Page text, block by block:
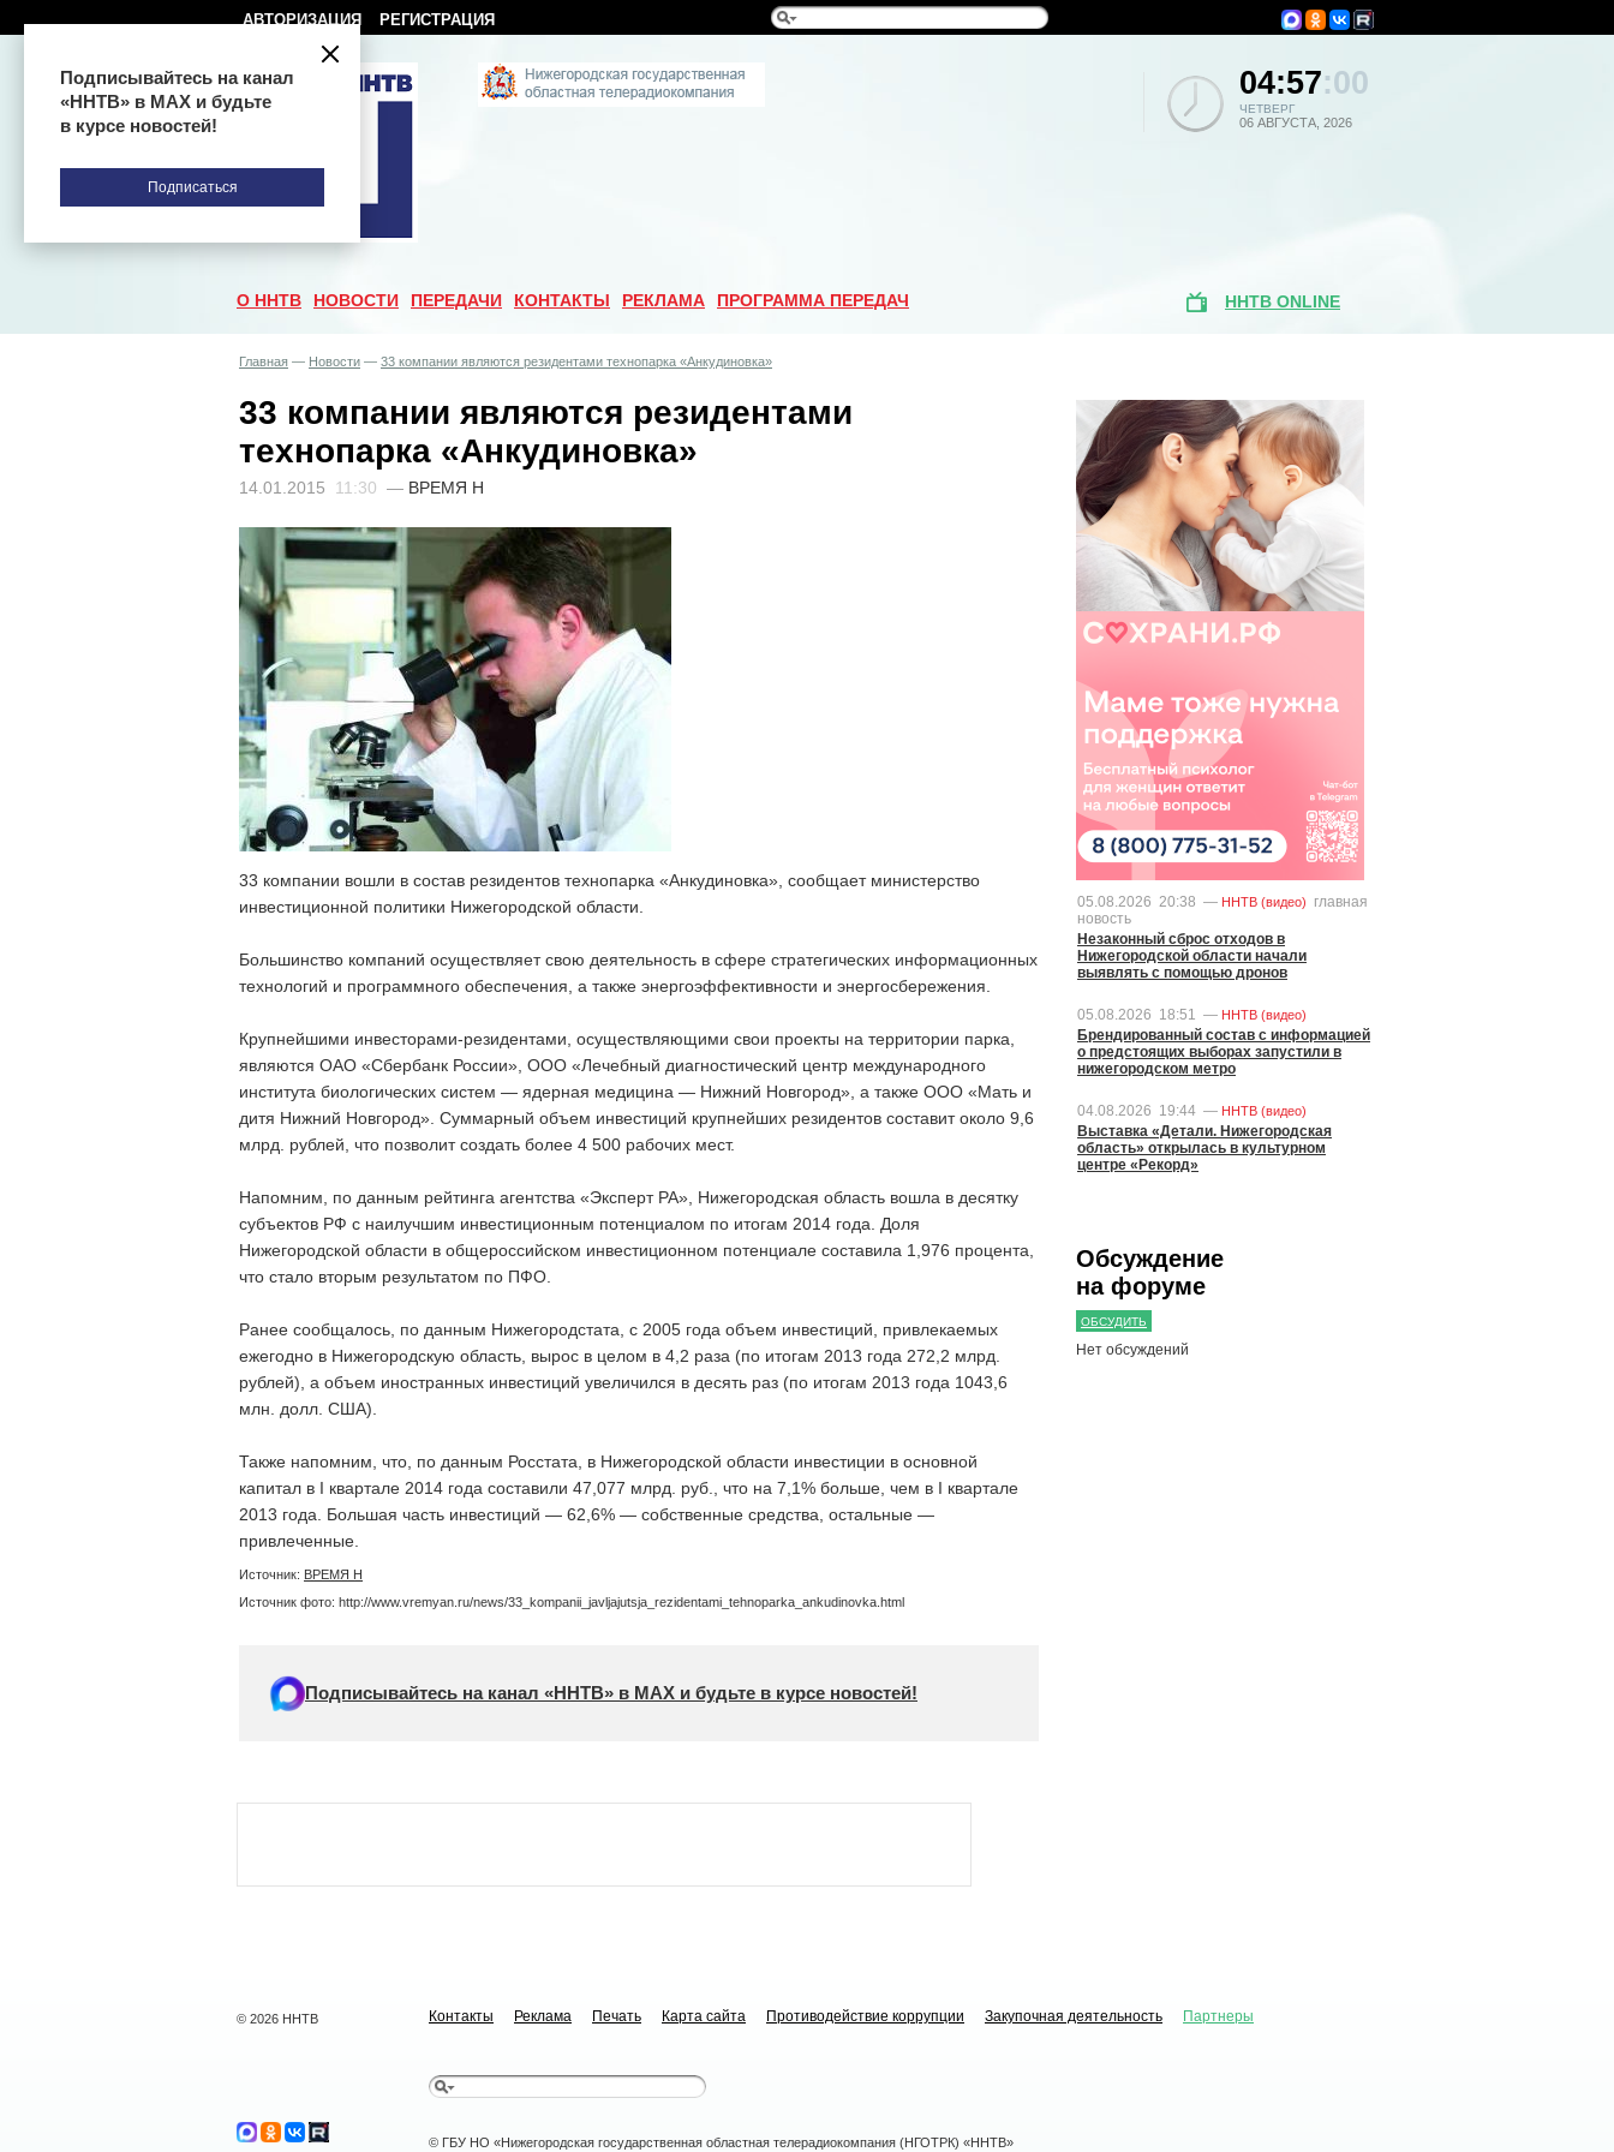
АВТОРИЗАЦИЯ РЕГИСТРАЦИЯ
04:57:00
ЧЕТВЕРГ
06 АВГУСТА, 2026
О ННТВ НОВОСТИ ПЕРЕДАЧИ КОНТАКТЫ РЕКЛАМА ПРОГРАММА ПЕРЕДАЧ ННТВ ONLINE
Главная — Новости — 33 компании являются резидентами технопарка «Анкудиновка»
33 компании являются резидентами
технопарка «Анкудиновка»
14.01.2015 11:30 — ВРЕМЯ Н
33 компании вошли в состав резидентов технопарка «Анкудиновка», сообщает министерство
инвестиционной политики Нижегородской области.
Большинство компаний осуществляет свою деятельность в сфере стратегических информационных
технологий и программного обеспечения, а также энергоэффективности и энергосбережения.
Крупнейшими инвесторами-резидентами, осуществляющими свои проекты на территории парка,
являются ОАО «Сбербанк России», ООО «Лечебный диагностический центр международного
института биологических систем — ядерная медицина — Нижний Новгород», а также ООО «Мать и
дитя Нижний Новгород». Суммарный объем инвестиций крупнейших резидентов составит около 9,6
млрд. рублей, что позволит создать более 4 500 рабочих мест.
Напомним, по данным рейтинга агентства «Эксперт РА», Нижегородская область вошла в десятку
субъектов РФ с наилучшим инвестиционным потенциалом по итогам 2014 года. Доля
Нижегородской области в общероссийском инвестиционном потенциале составила 1,976 процента,
что стало вторым результатом по ПФО.
Ранее сообщалось, по данным Нижегородстата, с 2005 года объем инвестиций, привлекаемых
ежегодно в Нижегородскую область, вырос в целом в 4,2 раза (по итогам 2013 года 272,2 млрд.
рублей), а объем иностранных инвестиций увеличился в десять раз (по итогам 2013 года 1043,6
млн. долл. США).
Также напомним, что, по данным Росстата, в Нижегородской области инвестиции в основной
капитал в I квартале 2014 года составили 47,077 млрд. руб., что на 7,1% больше, чем в I квартале
2013 года. Большая часть инвестиций — 62,6% — собственные средства, остальные —
привлеченные.
Источник: ВРЕМЯ Н
Источник фото: http://www.vremyan.ru/news/33_kompanii_javljajutsja_rezidentami_tehnoparka_ankudinovka.html
Подписывайтесь на канал «ННТВ» в МАХ и будьте в курсе новостей!
05.08.2026 20:38 — ННТВ (видео)
главная
новость
Незаконный сброс отходов в
Нижегородской области начали
выявлять с помощью дронов
05.08.2026 18:51 — ННТВ (видео)
Брендированный состав с информацией
о предстоящих выборах запустили в
нижегородском метро
04.08.2026 19:44 — ННТВ (видео)
Выставка «Детали. Нижегородская
область» открылась в культурном
центре «Рекорд»
Обсуждение
на форуме
ОБСУДИТЬ
Нет обсуждений
© 2026 ННТВ Контакты Реклама Печать Карта сайта Противодействие коррупции Закупочная деятельность Партнеры
© ГБУ НО «Нижегородская государственная областная телерадиокомпания (НГОТРК) «ННТВ»
Подписывайтесь на канал
«ННТВ» в МАХ и будьте
в курсе новостей!
Подписаться